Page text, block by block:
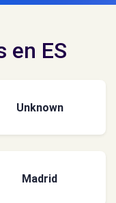
en ES
Unknown
Madrid